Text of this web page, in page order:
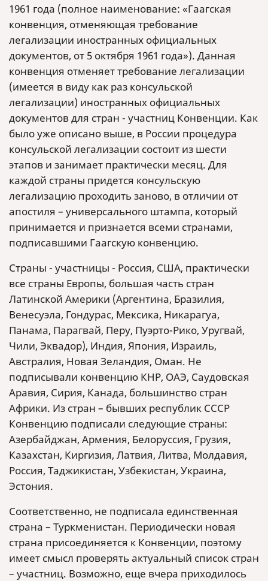
1961 года (полное наименование: «Гаагская
конвенция, отменяющая требование
легализации иностранных официальных
документов, от 5 октября 1961 года»). Данная
конвенция отменяет требование легализации
(имеется в виду как раз консульской
легализации) иностранных официальных
документов для стран - участниц Конвенции. Как
было уже описано выше, в России процедура
консульской легализации состоит из шести
этапов и занимает практически месяц. Для
каждой страны придется консульскую
легализацию проходить заново, в отличии от
апостиля – универсального штампа, который
принимается и признается всеми странами,
подписавшими Гаагскую конвенцию.
Страны - участницы - Россия, США, практически
все страны Европы, большая часть стран
Латинской Америки (Аргентина, Бразилия,
Венесуэла, Гондурас, Мексика, Никарагуа,
Панама, Парагвай, Перу, Пуэрто-Рико, Уругвай,
Чили, Эквадор), Индия, Япония, Израиль,
Австралия, Новая Зеландия, Оман. Не
подписывали конвенцию КНР, ОАЭ, Саудовская
Аравия, Сирия, Канада, большинство стран
Африки. Из стран – бывших республик СССР
Конвенцию подписали следующие страны:
Азербайджан, Армения, Белоруссия, Грузия,
Казахстан, Киргизия, Латвия, Литва, Молдавия,
Россия, Таджикистан, Узбекистан, Украина,
Эстония.
Соответственно, не подписала единственная
страна – Туркменистан. Периодически новая
страна присоединяется к Конвенции, поэтому
имеет смысл проверять актуальный список стран
– участниц. Возможно, еще вчера приходилось